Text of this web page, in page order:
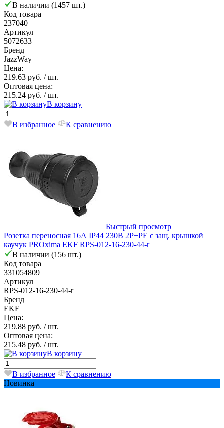
В наличии (1457 шт.)
Код товара
237040
Артикул
5072633
Бренд
JazzWay
Цена:
219.63 руб. / шт.
Оптовая цена:
215.24 руб. / шт.
В корзину
В избранное К сравнению
Быстрый просмотр
Розетка переносная 16А IP44 230В 2P+PE с защ. крышкой
каучук PROxima EKF RPS-012-16-230-44-r
В наличии (156 шт.)
Код товара
331054809
Артикул
RPS-012-16-230-44-r
Бренд
EKF
Цена:
219.88 руб. / шт.
Оптовая цена:
215.48 руб. / шт.
В корзину
В избранное
К сравнению
Новинка